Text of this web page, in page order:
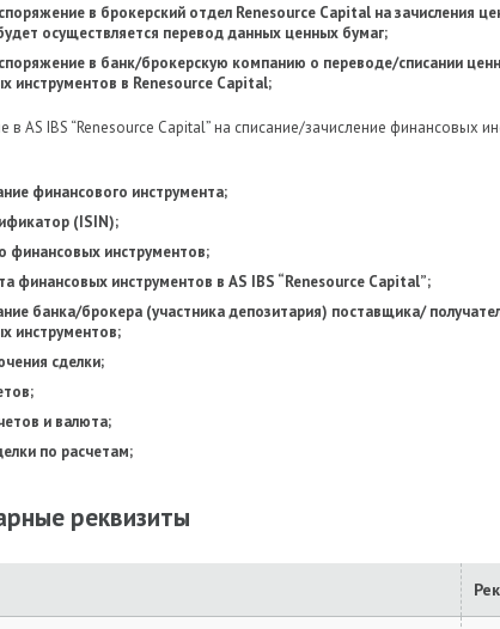
в брокерский отдел Renesource Capital на зачисления
осуществляется перевод данных ценных бумаг;
в банк/брокерскую компанию о переводе/списании
инструментов в Renesource Capital;
в AS IBS “Renesource Capital” на списание/зачисление финансовых
финансового инструмента;
(ISIN);
финансовых инструментов;
финансовых инструментов в AS IBS “Renesource Capital”;
банка/брокера (участника депозитария) поставщика/
инструментов;
сделки;
и валюта;
по расчетам;
реквизиты